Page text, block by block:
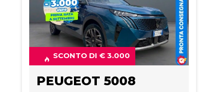
SCONTO DI € 3.000
PEUGEOT 5008